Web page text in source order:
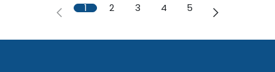
1 2 3 4 5